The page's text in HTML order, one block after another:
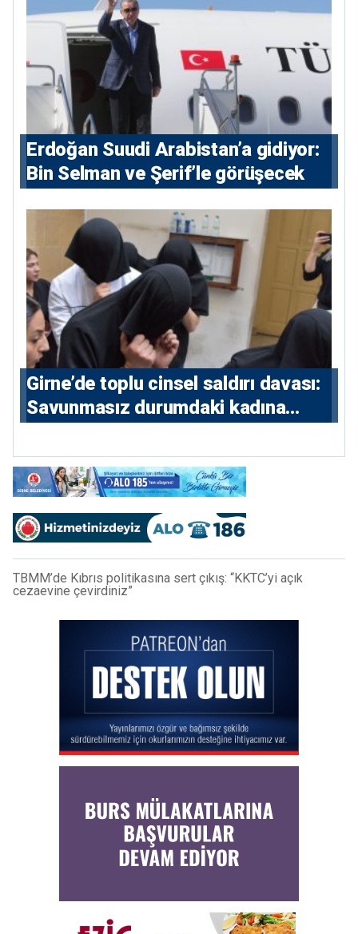
Erdoğan Suudi Arabistan’a gidiyor:
Bin Selman ve Şerif’le görüşecek
Girne’de toplu cinsel saldırı davası:
Savunmasız durumdaki kadına
TBMM’de Kıbrıs politikasına sert çıkış: “KKTC’yi açık
cezaevine çevirdiniz”